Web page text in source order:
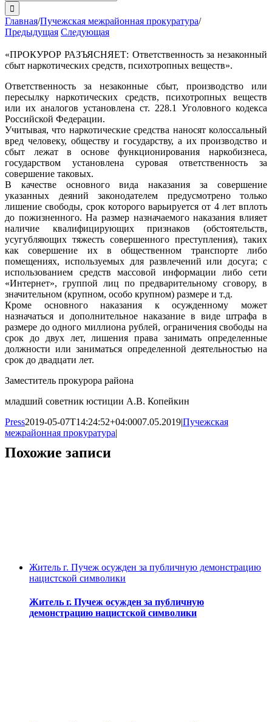
поиска:
Главная/Пучежская межрайонная прокуратура/
Предыдущая Следующая
«ПРОКУРОР РАЗЪЯСНЯЕТ: Ответственность за незаконный
сбыт наркотических средств, психотропных веществ».
Ответственность за незаконные сбыт, производство или
пересылку наркотических средств, психотропных веществ
или их аналогов установлена ст. 228.1 Уголовного кодекса
Российской Федерации.
Учитывая, что наркотические средства наносят колоссальный
вред человеку, обществу и государству, а их производство и
сбыт лежат в основе функционирования наркобизнеса,
государством установлена суровая ответственность за
совершение таковых.
В качестве основного вида наказания за совершение
указанных деяний законодателем предусмотрено только
лишение свободы, срок которого варьируется от 4 лет вплоть
до пожизненного. На размер назначаемого наказания влияет
наличие квалифицирующих признаков (обстоятельств,
усугубляющих тяжесть совершенного преступления), таких
как совершение их в общественном транспорте либо
помещениях, используемых для развлечений или досуга; с
использованием средств массовой информации либо сети
«Интернет», группой лиц по предварительному сговору, в
значительном (крупном, особо крупном) размере и т.д.
Кроме основного наказания к осужденному может
назначаться и дополнительное наказание в виде штрафа в
размере до одного миллиона рублей, ограничения свободы на
срок до двух лет, лишения права занимать определенные
должности или заниматься определенной деятельностью на
срок до двадцати лет.
Заместитель прокурора района
младший советник юстиции А.В. Копейкин
Press2019-05-07T14:24:52+04:0007.05.2019|Пучежская
межрайонная прокуратура|
Похожие записи
Житель г. Пучеж осужден за публичную демонстрацию
нацистской символики
Житель г. Пучеж осужден за публичную
демонстрацию нацистской символики